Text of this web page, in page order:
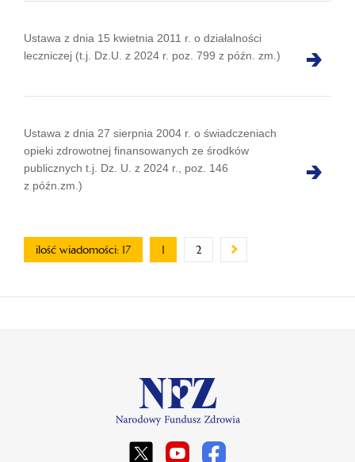
Ustawa z dnia 15 kwietnia 2011 r. o działalności
leczniczej (t.j. Dz.U. z 2024 r. poz. 799 z późn. zm.)
Ustawa z dnia 27 sierpnia 2004 r. o świadczeniach
opieki zdrowotnej finansowanych ze środków
publicznych t.j. Dz. U. z 2024 r., poz. 146
z późn.zm.)
ilość wiadomości: 17 1 2